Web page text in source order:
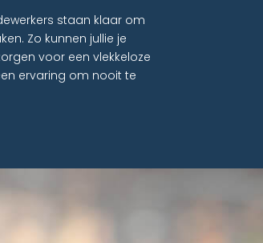
staan klaar om
Zo kunnen jullie je
voor een vlekkeloze
ervaring om nooit te